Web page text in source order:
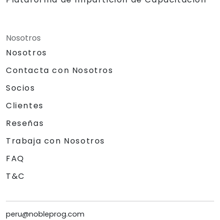
Nosotros
Nosotros
Contacta con Nosotros
Socios
Clientes
Reseñas
Trabaja con Nosotros
FAQ
T&C
peru@nobleprog.com